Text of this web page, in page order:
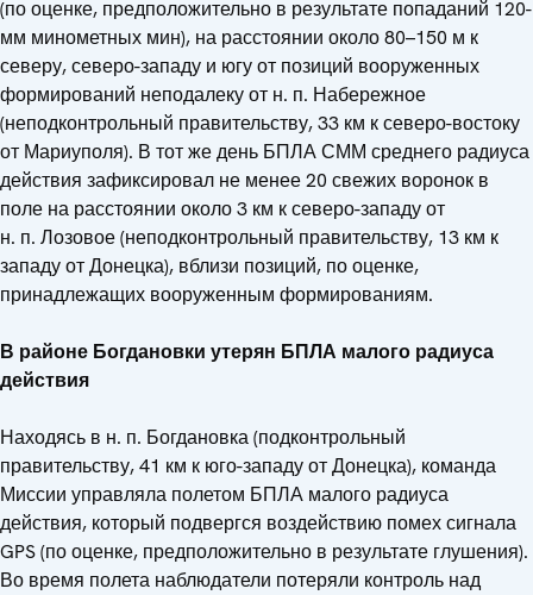
(по оценке, предположительно в результате попаданий 120-
мм минометных мин), на расстоянии около 80–150 м к
северу, северо-западу и югу от позиций вооруженных
формирований неподалеку от н. п. Набережное
(неподконтрольный правительству, 33 км к северо-востоку
от Мариуполя). В тот же день БПЛА СММ среднего радиуса
действия зафиксировал не менее 20 свежих воронок в
поле на расстоянии около 3 км к северо-западу от
н. п. Лозовое (неподконтрольный правительству, 13 км к
западу от Донецка), вблизи позиций, по оценке,
принадлежащих вооруженным формированиям.
В районе Богдановки утерян БПЛА малого радиуса
действия
Находясь в н. п. Богдановка (подконтрольный
правительству, 41 км к юго-западу от Донецка), команда
Миссии управляла полетом БПЛА малого радиуса
действия, который подвергся воздействию помех сигнала
GPS (по оценке, предположительно в результате глушения).
Во время полета наблюдатели потеряли контроль над